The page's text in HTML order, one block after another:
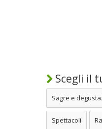
Scegli il
Sagre e
Spettacoli